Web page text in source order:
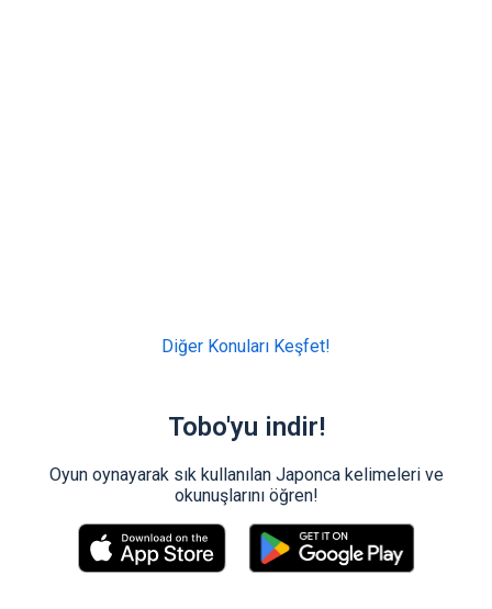
Diğer Konuları Keşfet!
Tobo'yu indir!
Oyun oynayarak sık kullanılan Japonca kelimeleri ve
okunuşlarını öğren!